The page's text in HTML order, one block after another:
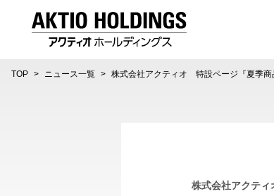
TOP ニュース一覧 株式会社アクティオ 特設ページ『夏季商
株式会社アクティ